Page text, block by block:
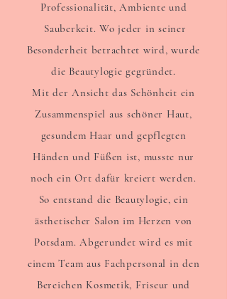
Professionalität, Ambiente und
Sauberkeit. Wo jeder in seiner
Besonderheit betrachtet wird, wurde
die Beautylogie gegründet.
Mit der Ansicht das Schönheit ein
Zusammenspiel aus schöner Haut,
gesundem Haar und gepflegten
Händen und Füßen ist, musste nur
noch ein Ort dafür kreiert werden.
So entstand die Beautylogie, ein
ästhetischer Salon im Herzen von
Potsdam. Abgerundet wird es mit
einem Team aus Fachpersonal in den
Bereichen Kosmetik, Friseur und